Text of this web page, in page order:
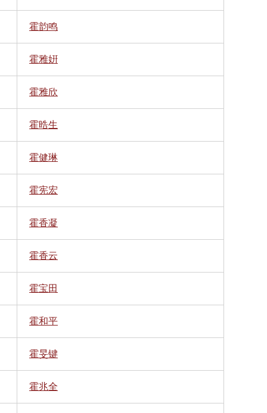
霍韵鸣
霍雅姸
霍雅欣
霍晧生
霍健琳
霍宪宏
霍香凝
霍香云
霍宝田
霍和平
霍旻键
霍兆全